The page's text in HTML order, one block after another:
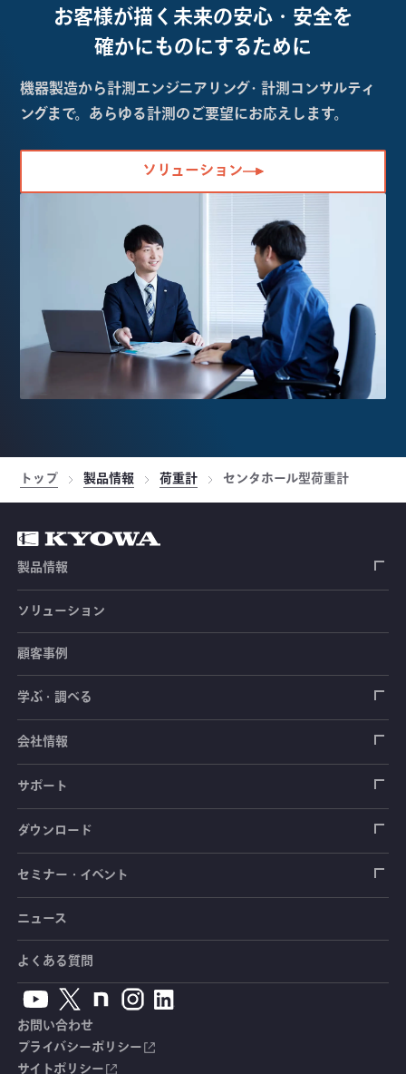
お客様が描く未来の安心・安全を
確かにものにするために
機器製造から計測エンジニアリング・計測コンサルティ
ングまで。あらゆる計測のご要望にお応えします。
ソリューション
トップ 製品情報 荷重計 センタホール型荷重計
製品情報
ひずみゲージ
センサ（変換器）
ロードセル
加速度センサ
圧力センサ
トルクセンサ
土木建築用センサ
荷重計
土圧計
間隙水圧計
傾斜計
鉄筋計
沈下計
自動車用センサ
シートベルト張力計
操舵力・操舵角計
手ブレーキ計・チェンジレバー操作力計
踏力計
ホイールトルクセンサ
人体ダミー用センサ
測定器
データロガー
指示計・表示器
増幅器（アンプ）
ハンディ測定器（チェッカ）
ソフトウェア
計測システム
道路用計測システム
鉄道用計測システム
自動車用計測システム
土木用計測システム
ブリッジボックス
ケーブル・コネクタ
アクセサリ
製品・サービスTopics
ソリューション
顧客事例
学ぶ・調べる
ひずみゲージ
センサ（変換器）
測定器
光ファイバ計測ソリューション - 学ぶ・調べる
共和技報
単位変換表
用語集
会社情報
拠点情報
会社概要
サポート
製品輸出時の取り扱いと該非判定書
毒物及び劇物譲受書
安全データシート（SDS）
カタログ・資料のダウンロード
生産終了製品一覧
拠点情報
ダウンロード
カタログ
取扱説明書
CADデータ
ソフトウェアバージョンアップ
総合カタログ
セミナー・イベント
セミナー・講習会
イベント・展示会
ニュース
よくある質問
お問い合わせ
プライバシーポリシー
サイトポリシー